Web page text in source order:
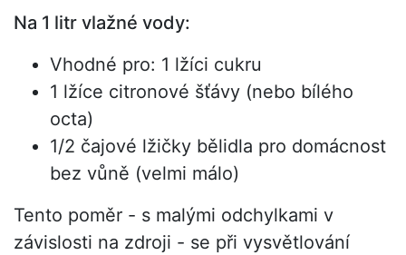
Na 1 litr vlažné vody:
Vhodné pro: 1 lžíci cukru
1 lžíce citronové šťávy (nebo bílého
octa)
1/2 čajové lžičky bělidla pro domácnost
bez vůně (velmi málo)
Tento poměr - s malými odchylkami v
závislosti na zdroji - se při vysvětlování